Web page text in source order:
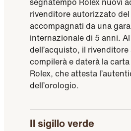
rivenditore autorizzato
accompagnati da una
internazionale di 5 anni.
dell’acquisto, il
compilerà e daterà la
Rolex, che attesta
dell’orologio.
Il sigillo verde